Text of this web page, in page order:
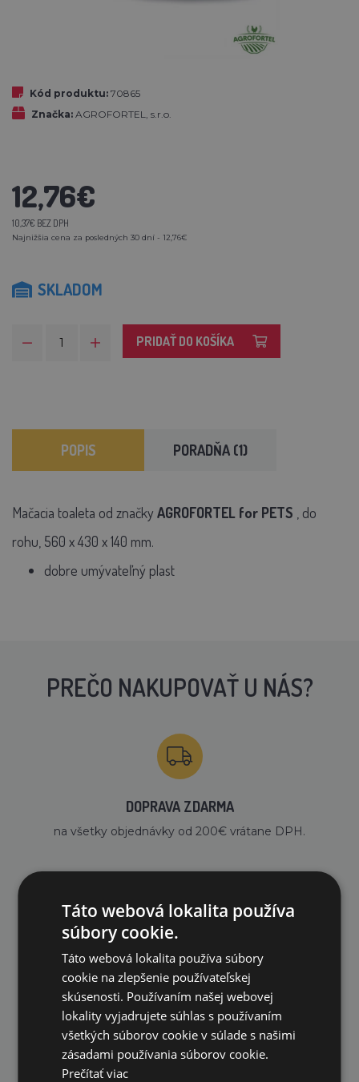
Kód produktu: 70865
Značka: AGROFORTEL, s.r.o.
12,76€
10,37€ BEZ DPH
Najnižšia cena za posledných 30 dní - 12,76€
SKLADOM
PRIDAŤ DO KOŠÍKA
POPIS PORADŇA (1)
Mačacia toaleta od značky AGROFORTEL for PETS , do
rohu, 560 x 430 x 140 mm.
dobre umývateľný plast
PREČO NAKUPOVAŤ U NÁS?
DOPRAVA ZDARMA
na všetky objednávky od 200€ vrátane DPH.
99 % produktov držíme priamo skladom
Táto webová lokalita používa
súbory cookie.
Táto webová lokalita používa súbory
cookie na zlepšenie používateľskej
skúsenosti. Používaním našej webovej
lokality vyjadrujete súhlas s používaním
všetkých súborov cookie v súlade s našimi
zásadami používania súborov cookie.
Prečítať viac